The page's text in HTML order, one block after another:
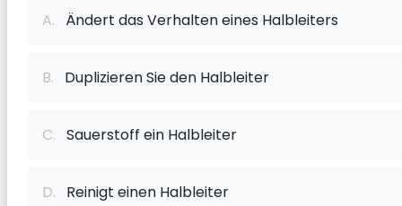
A. Ändert das Verhalten eines Halbleiters
B. Duplizieren Sie den Halbleiter
C. Sauerstoff ein Halbleiter
D. Reinigt einen Halbleiter